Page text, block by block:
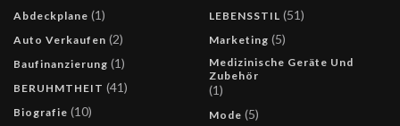
Abdeckplane (1)
Auto Verkaufen (2)
Baufinanzierung (1)
BERUHMTHEIT (41)
Biografie (10)
LEBENSSTIL (51)
Marketing (5)
Medizinische Geräte Und
Zubehör
(1)
Mode (5)